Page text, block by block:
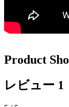
Product
レビュー 1